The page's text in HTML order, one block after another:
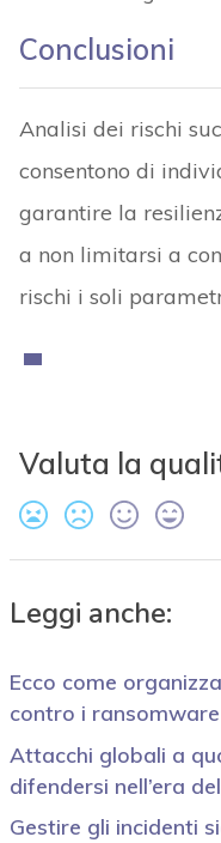
Conclusioni
Analisi dei rischi
consentono di
garantire la
a non limitarsi a
rischi i soli
Valuta la
Leggi anche:
Ecco come
contro i ransomware
Attacchi globali a
difendersi nell’era
Gestire gli incidenti